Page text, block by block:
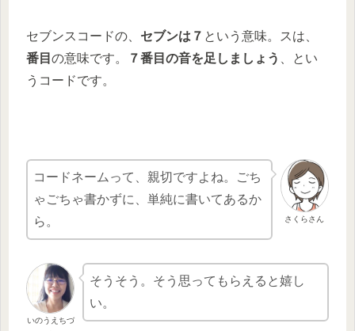
セブンスコードの、 セブンは７ という意味。スは、
番目 の意味です。 ７番目の音を足しましょう
、とい
うコードです。
さくらさん
コードネームって、親切ですよね。ごち
ゃごちゃ書かずに、単純に書いてあるか
ら。
いのうえちづ
そうそう。そう思ってもらえると嬉し
い。